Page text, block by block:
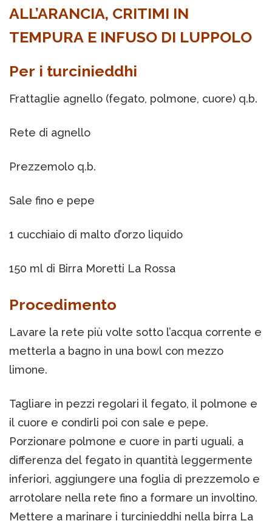
ALL’ARANCIA, CRITIMI IN
TEMPURA E INFUSO DI LUPPOLO
Per i turcinieddhi
Frattaglie agnello (fegato, polmone, cuore) q.b.
Rete di agnello
Prezzemolo q.b.
Sale fino e pepe
1 cucchiaio di malto d’orzo liquido
150 ml di Birra Moretti La Rossa
Procedimento
Lavare la rete più volte sotto l’acqua corrente e
metterla a bagno in una bowl con mezzo
limone.
Tagliare in pezzi regolari il fegato, il polmone e
il cuore e condirli poi con sale e pepe.
Porzionare polmone e cuore in parti uguali, a
differenza del fegato in quantità leggermente
inferiori, aggiungere una foglia di prezzemolo e
arrotolare nella rete fino a formare un involtino.
Mettere a marinare i turcinieddhi nella birra La